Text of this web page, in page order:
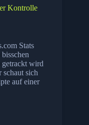
Kontrolle
Stats
getrackt wird
schaut sich
auf einer